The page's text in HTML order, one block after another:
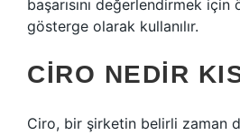
başarısını değerlendirmek
gösterge olarak kullanılır.
CIRO NEDIR
Ciro, bir şirketin belirli zaman